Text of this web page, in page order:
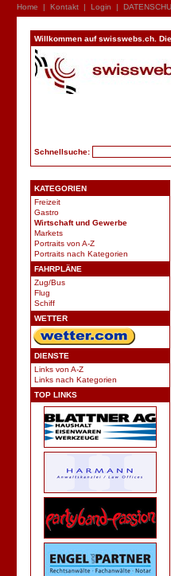
Home | Kontakt | Login |
Willkommen auf swisswebs.ch.
Schnellsuche:
KATEGORIEN
Freizeit
Gastro
Wirtschaft und Gewerbe
Markets
Portraits von A-Z
Portraits nach Kategorien
FAHRPLÄNE
Zug/Bus
Flug
Schiff
WETTER
DIENSTE
Links von A-Z
Links nach Kategorien
TOP LINKS